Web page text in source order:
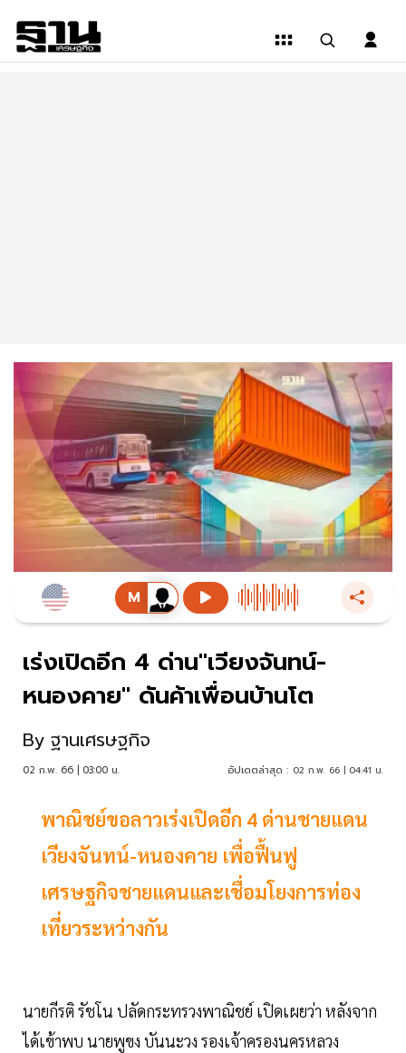
เร่งเปิดอีก 4 ด่าน"เวียงจันทน์-
หนองคาย" ดันค้าเพื่อนบ้านโต
By ฐานเศรษฐกิจ
02 ก.พ. 66 | 03:00 น. อัปเดตล่าสุด : 02 ก.พ. 66 | 04:41 น.
พาณิชย์ขอลาวเร่งเปิดอีก 4 ด่านชายแดน
เวียงจันทน์-หนองคาย เพื่อฟื้นฟู
เศรษฐกิจชายแดนและเชื่อมโยงการท่อง
เที่ยวระหว่างกัน
นายกีรติ รัชโน ปลัดกระทรวงพาณิชย์ เปิดเผยว่า หลังจาก
ได้เข้าพบ นายพูขง บันนะวง รองเจ้าครองนครหลวง